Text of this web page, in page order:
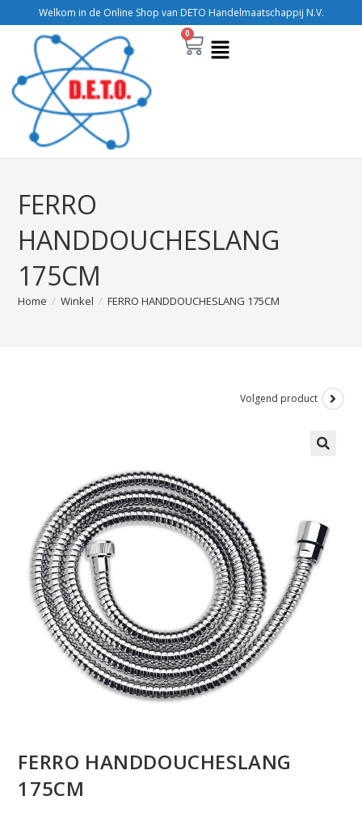
Welkom in de Online Shop van DETO Handelmaatschappij N.V.
0
FERRO
HANDDOUCHESLANG
175CM
Home / Winkel / FERRO HANDDOUCHESLANG 175CM
Volgend product
FERRO HANDDOUCHESLANG
175CM